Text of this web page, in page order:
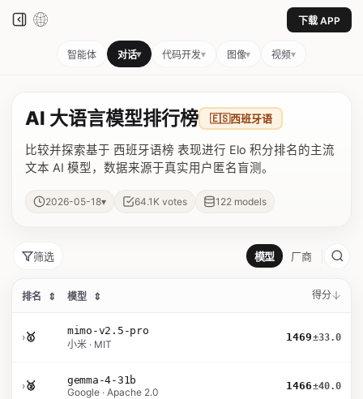
下载 APP
智能体 对话▾ 代码开发▾ 图像▾ 视频▾
AI 大语言模型排行榜 🇪🇸西班牙语
比较并探索基于 西班牙语榜 表现进行 Elo 积分排名的主流
文本 AI 模型，数据来源于真实用户匿名盲测。
2026-05-18▾ 64.1K votes 122 models
筛选 模型 厂商
排名 ⇕ 模型 ⇕ 得分
›🥇
mimo-v2.5-pro
小米 · MIT
1469±33.0
›🥈
gemma-4-31b
Google · Apache 2.0
1466±40.0